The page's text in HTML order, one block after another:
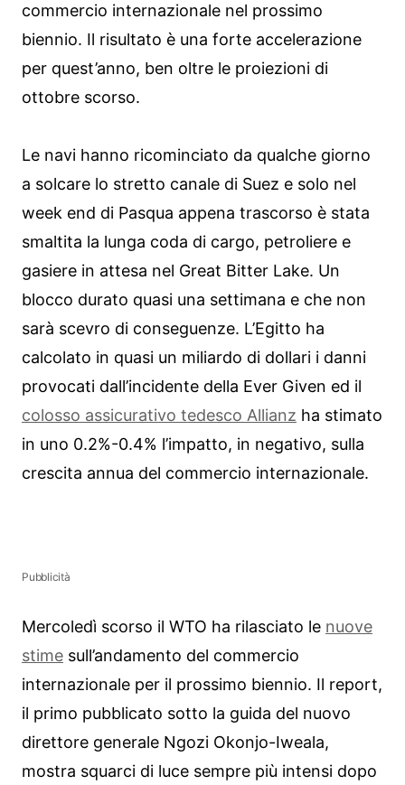
commercio internazionale nel prossimo
biennio. Il risultato è una forte accelerazione
per quest’anno, ben oltre le proiezioni di
ottobre scorso.
Le navi hanno ricominciato da qualche giorno
a solcare lo stretto canale di Suez e solo nel
week end di Pasqua appena trascorso è stata
smaltita la lunga coda di cargo, petroliere e
gasiere in attesa nel Great Bitter Lake. Un
blocco durato quasi una settimana e che non
sarà scevro di conseguenze. L’Egitto ha
calcolato in quasi un miliardo di dollari i danni
provocati dall’incidente della Ever Given ed il
colosso assicurativo tedesco Allianz ha stimato
in uno 0.2%-0.4% l’impatto, in negativo, sulla
crescita annua del commercio internazionale.
Pubblicità
Mercoledì scorso il WTO ha rilasciato le nuove
stime sull’andamento del commercio
internazionale per il prossimo biennio. Il report,
il primo pubblicato sotto la guida del nuovo
direttore generale Ngozi Okonjo-Iweala,
mostra squarci di luce sempre più intensi dopo